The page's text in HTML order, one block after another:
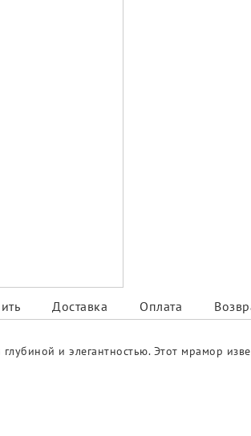
Доставка Оплата
и элегантностью. Этот мрамор